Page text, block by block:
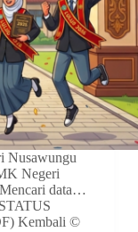
Nusawungu
Negeri
data…
Kembali ©